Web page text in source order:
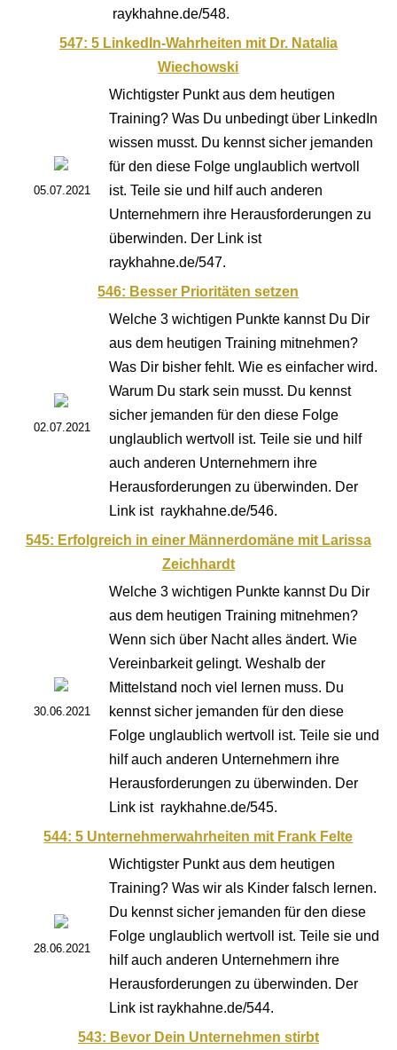
raykhahne.de/548.
547: 5 LinkedIn-Wahrheiten mit Dr. Natalia
Wiechowski
05.07.2021
Wichtigster Punkt aus dem heutigen
Training? Was Du unbedingt über LinkedIn
wissen musst. Du kennst sicher jemanden
für den diese Folge unglaublich wertvoll
ist. Teile sie und hilf auch anderen
Unternehmern ihre Herausforderungen zu
überwinden. Der Link ist
raykhahne.de/547.
546: Besser Prioritäten setzen
02.07.2021
Welche 3 wichtigen Punkte kannst Du Dir
aus dem heutigen Training mitnehmen?
Was Dir bisher fehlt. Wie es einfacher wird.
Warum Du stark sein musst. Du kennst
sicher jemanden für den diese Folge
unglaublich wertvoll ist. Teile sie und hilf
auch anderen Unternehmern ihre
Herausforderungen zu überwinden. Der
Link ist raykhahne.de/546.
545: Erfolgreich in einer Männerdomäne mit Larissa
Zeichhardt
30.06.2021
Welche 3 wichtigen Punkte kannst Du Dir
aus dem heutigen Training mitnehmen?
Wenn sich über Nacht alles ändert. Wie
Vereinbarkeit gelingt. Weshalb der
Mittelstand noch viel lernen muss. Du
kennst sicher jemanden für den diese
Folge unglaublich wertvoll ist. Teile sie und
hilf auch anderen Unternehmern ihre
Herausforderungen zu überwinden. Der
Link ist raykhahne.de/545.
544: 5 Unternehmerwahrheiten mit Frank Felte
28.06.2021
Wichtigster Punkt aus dem heutigen
Training? Was wir als Kinder falsch lernen.
Du kennst sicher jemanden für den diese
Folge unglaublich wertvoll ist. Teile sie und
hilf auch anderen Unternehmern ihre
Herausforderungen zu überwinden. Der
Link ist raykhahne.de/544.
543: Bevor Dein Unternehmen stirbt